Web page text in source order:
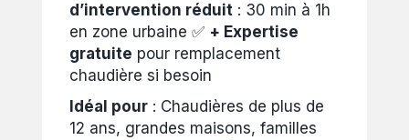
d’intervention réduit : 30 min à 1h
en zone urbaine ✅ + Expertise
gratuite pour remplacement
chaudière si besoin
Idéal pour : Chaudières de plus de
12 ans, grandes maisons, familles